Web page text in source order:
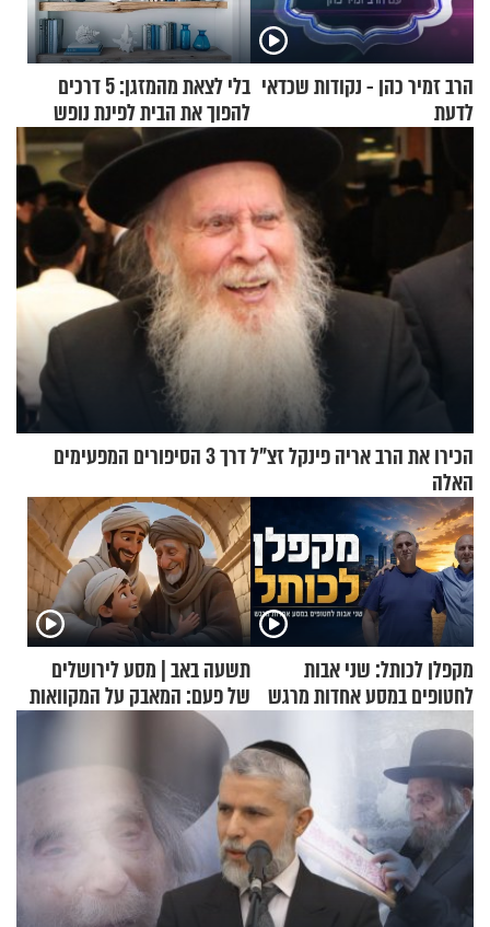
הרב זמיר כהן - נקודות שכדאי
לדעת
בלי לצאת מהמזגן: 5 דרכים
להפוך את הבית לפינת נופש
מעוצבת
הכירו את הרב אריה פינקל זצ"ל דרך 3 הסיפורים המפעימים
האלה
מקפלן לכותל: שני אבות
לחטופים במסע אחדות מרגש
תשעה באב | מסע לירושלים
של פעם: המאבק על המקוואות